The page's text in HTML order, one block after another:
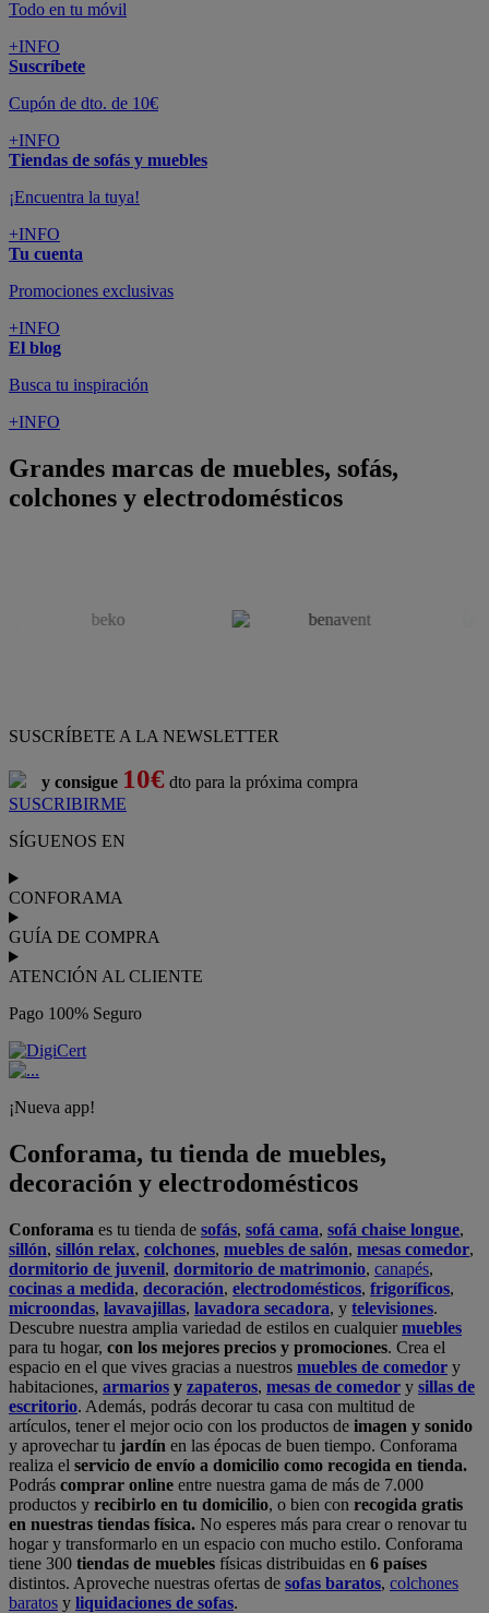
Todo en tu móvil
+INFO
Suscríbete
Cupón de dto. de 10€
+INFO
Tiendas de sofás y muebles
¡Encuentra la tuya!
+INFO
Tu cuenta
Promociones exclusivas
+INFO
El blog
Busca tu inspiración
+INFO
Grandes marcas de muebles, sofás,
colchones y electrodomésticos
SUSCRÍBETE A LA NEWSLETTER
y consigue 10€ dto para la próxima compra
SUSCRIBIRME
SÍGUENOS EN
CONFORAMA
GUÍA DE COMPRA
ATENCIÓN AL CLIENTE
Pago 100% Seguro
¡Nueva app!
Conforama, tu tienda de muebles,
decoración y electrodomésticos
Conforama es tu tienda de sofás, sofá cama, sofá chaise longue,
sillón, sillón relax, colchones, muebles de salón, mesas comedor,
dormitorio de juvenil, dormitorio de matrimonio, canapés,
cocinas a medida, decoración, electrodomésticos, frigoríficos,
microondas, lavavajillas, lavadora secadora, y televisiones.
Descubre nuestra amplia variedad de estilos en cualquiermuebles
para tu hogar, con los mejores precios y promociones. Crea el
espacio en el que vives gracias a nuestros muebles de comedor y
habitaciones, armarios y zapateros, mesas de comedor y sillas de
escritorio. Además, podrás decorar tu casa con multitud de
artículos, tener el mejor ocio con los productos de imagen y sonido
y aprovechar tu jardín en las épocas de buen tiempo. Conforama
realiza el servicio de envío a domicilio como recogida en tienda.
Podrás comprar online entre nuestra gama de más de 7.000
productos y recibirlo en tu domicilio, o bien con recogida gratis
en nuestras tiendas física. No esperes más para crear o renovar tu
hogar y transformarlo en un espacio con mucho estilo. Conforama
tiene 300 tiendas de muebles físicas distribuidas en 6 países
distintos. Aproveche nuestras ofertas de sofas baratos, colchones
baratos y liquidaciones de sofas.